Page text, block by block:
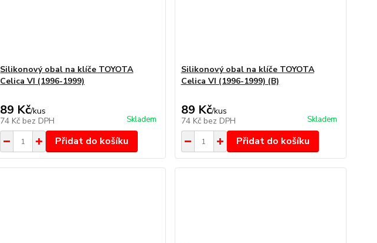
Silikonový obal na klíče TOYOTA
Celica VI (1996-1999)
89 Kč/kus
74 Kč bez DPH Skladem
Přidat do košíku
Silikonový obal na klíče TOYOTA
Celica VI (1996-1999) (B)
89 Kč/kus
74 Kč bez DPH Skladem
Přidat do košíku